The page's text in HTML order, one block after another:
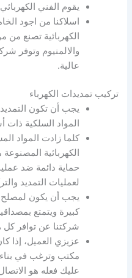
يقوم الفني
اسلاكنا من اجود
الكهربائية تصنع من
والالمنيوم وتوفر
عالية.
تركيب تمديدات الكهرباء
يجب أن تكون
المواد السلكية ذات
كلما زادت المواد
الكهربائية
حماية دائمة ضد
لعمليات التمديد
يجب أن يكون لمصلح
كبيرة ويتمتع
شركتنا عن توافر كل
عزيزي العميل، إذا
مكتب وترغب في بناء
عليك فعله هو